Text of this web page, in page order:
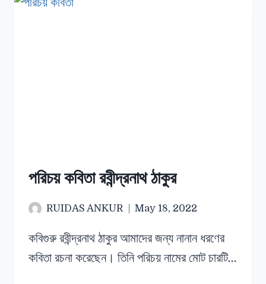
পরিচয় কবিতা রবীন্দ্রনাথ ঠাকুর
RUIDAS ANKUR May 18, 2022
কবিগুরু রবীন্দ্রনাথ ঠাকুর আমাদের জন্য নানান ধরণের
কবিতা রচনা করেছেন। তিনি পরিচয় নামের মোট চারটি…